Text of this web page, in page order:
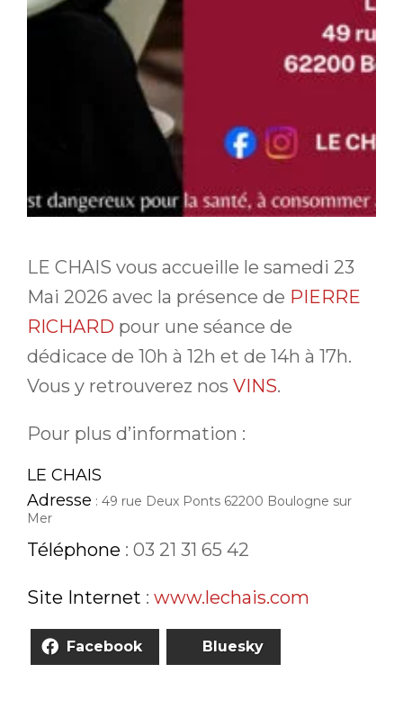
LE CHAIS vous accueille le samedi 23
Mai 2026 avec la présence de PIERRE
RICHARD pour une séance de
dédicace de 10h à 12h et de 14h à 17h.
Vous y retrouverez nos VINS.
Pour plus d’information :
LE CHAIS
Adresse : 49 rue Deux Ponts 62200 Boulogne sur
Mer
Téléphone : 03 21 31 65 42
Site Internet : www.lechais.com
Facebook Bluesky